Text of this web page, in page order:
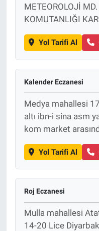
METEOROLOJİ
KOMUTANLIĞI
Yol Tarifi Al
Kalender Eczanesi
Medya mahallesi
altı ibn-i sina asm
kom market
Yol Tarifi Al
Roj Eczanesi
Mulla mahallesi
14-20 Lice